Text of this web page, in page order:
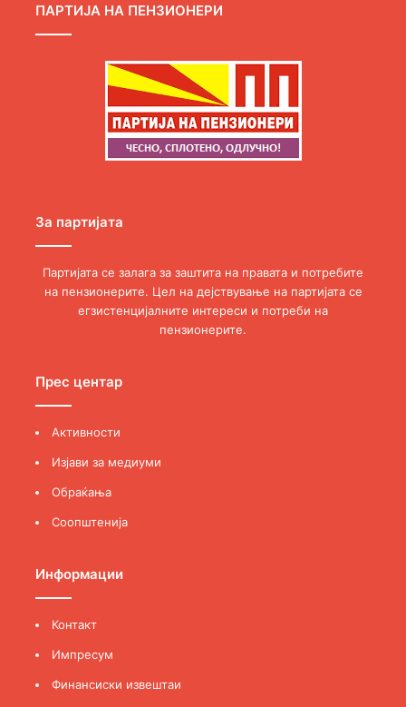
ПАРТИЈА НА ПЕНЗИОНЕРИ
За партијата
Партијата се залага за заштита на правата и потребите
на пензионерите. Цел на дејствување на партијата се
егзистенцијалните интереси и потреби на
пензионерите.
Прес центар
Активности
Изјави за медиуми
Обраќања
Соопштенија
Информации
Контакт
Импресум
Финансиски извештаи